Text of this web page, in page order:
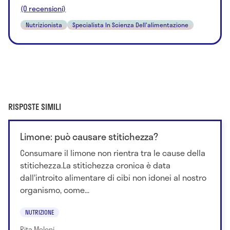
(0 recensioni)
Nutrizionista Specialista In Scienza Dell'alimentazione
RISPOSTE SIMILI
Limone: può causare stitichezza?
Consumare il limone non rientra tra le cause della
stitichezza.La stitichezza cronica è data
dall'introito alimentare di cibi non idonei al nostro
organismo, come...
NUTRIZIONE